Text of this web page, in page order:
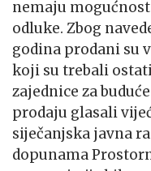
nemaju
odluke. Zbog
godina prodani su
koji su trebali
zajednice za
prodaju glasali
siječanjska javna
dopunama